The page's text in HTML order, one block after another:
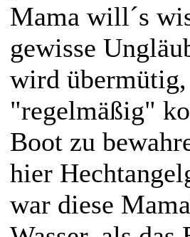
Mama will´s
gewisse
wird
"regelmäßig"
Boot zu
hier
war diese